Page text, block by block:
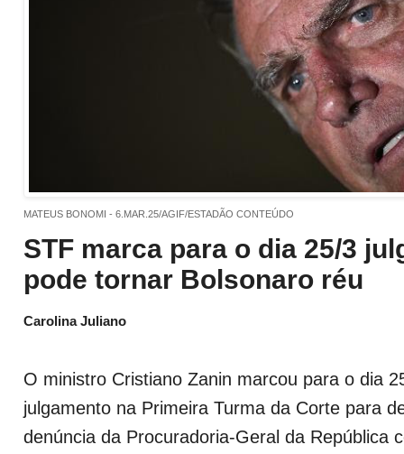
MATEUS BONOMI - 6.MAR.25/AGIF/ESTADÃO CONTEÚDO
STF marca para o dia 25/3
pode tornar Bolsonaro réu
Carolina Juliano
O ministro Cristiano Zanin marcou para o dia
julgamento na Primeira Turma da Corte para
denúncia da Procuradoria-Geral da República